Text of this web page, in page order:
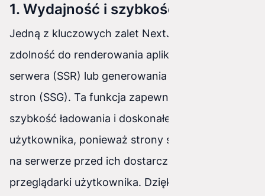
1. Wydajność i szybkość
Jedną z kluczowych zalet NextJs jest jego
zdolność do renderowania aplikacji po stronie
serwera (SSR) lub generowania statycznych
stron (SSG). Ta funkcja zapewnia niesamowitą
szybkość ładowania i doskonałe wrażenia
użytkownika, ponieważ strony są renderowane
na serwerze przed ich dostarczeniem do
przeglądarki użytkownika. Dzięki temu aplikacje